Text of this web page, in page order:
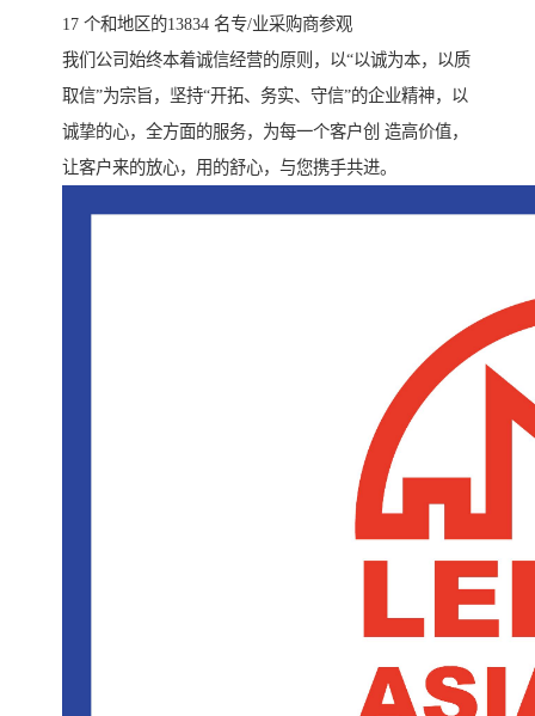
17 个和地区的13834 名专/业采购商参观
我们公司始终本着诚信经营的原则，以“以诚为本，以质
取信”为宗旨，坚持“开拓、务实、守信”的企业精神，以
诚挚的心，全方面的服务，为每一个客户创 造高价值，
让客户来的放心，用的舒心，与您携手共进。